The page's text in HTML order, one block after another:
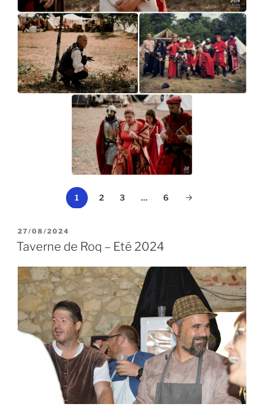
1 2 3 … 6
PUBLIÉ
LE
27/08/2024
Taverne de Roq – Eté 2024